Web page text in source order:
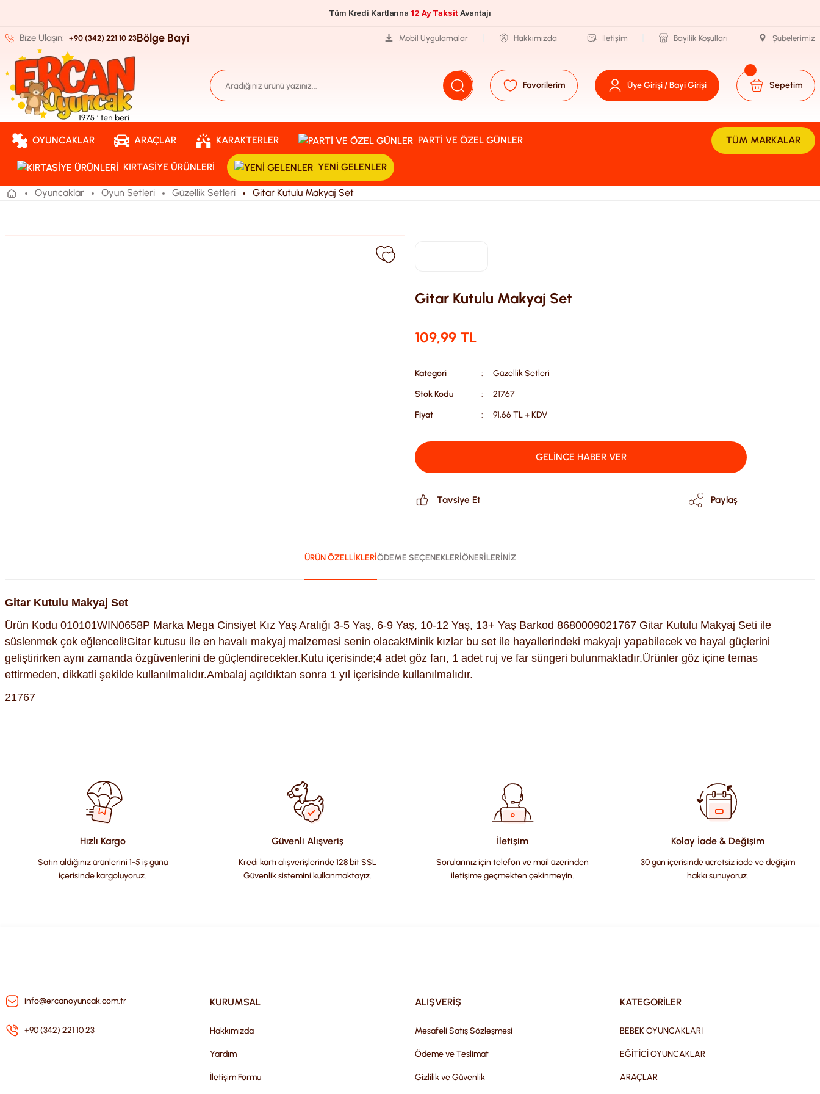
Tüm Kredi Kartlarına 12 Ay TaksitAvantajı
Bize Ulaşın: +90 (342) 221 10 23Bölge Bayi Mobil Uygulamalar Hakkımızda İletişim Bayilik Koşulları Şubelerimiz
Favorilerim Üye Girişi / Bayi Girişi Sepetim
OYUNCAKLAR ARAÇLAR KARAKTERLER PARTI VE ÖZEL GÜNLER
KIRTASIYE ÜRÜNLERI YENI GELENLER
TÜM MARKALAR
Oyuncaklar Oyun Setleri Güzellik Setleri Gitar Kutulu Makyaj Set
Gitar Kutulu Makyaj Set
109,99 TL
Kategori
Güzellik Setleri
Stok Kodu
21767
Fiyat
91,66 TL + KDV
GELİNCE HABER VER
Tavsiye Et Paylaş
ÜRÜN ÖZELLİKLERİÖDEME SEÇENEKLERİÖNERİLERİNİZ
Gitar Kutulu Makyaj Set
Ürün Kodu 010101WIN0658P Marka Mega Cinsiyet Kız Yaş Aralığı 3-5 Yaş, 6-9 Yaş, 10-12 Yaş, 13+ Yaş Barkod 8680009021767 Gitar Kutulu Makyaj Seti ile
süslenmek çok eğlenceli!Gitar kutusu ile en havalı makyaj malzemesi senin olacak!Minik kızlar bu set ile hayallerindeki makyajı yapabilecek ve hayal güçlerini
geliştirirken aynı zamanda özgüvenlerini de güçlendirecekler.Kutu içerisinde;4 adet göz farı, 1 adet ruj ve far süngeri bulunmaktadır.Ürünler göz içine temas
ettirmeden, dikkatli şekilde kullanılmalıdır.Ambalaj açıldıktan sonra 1 yıl içerisinde kullanılmalıdır.
21767
Ürün resmi kalitesiz, bozuk veya görüntülenemiyor.
Ürün açıklamasında eksik bilgiler bulunuyor.
Ürün bilgilerinde hatalar bulunuyor.
Bu ürüne benzer farklı alternatifler olmalı.
Hızlı Kargo
Satın aldığınız ürünlerini 1-5 iş günü
içerisinde kargoluyoruz.
Güvenli Alışveriş
Kredi kartı alışverişlerinde 128 bit SSL
Güvenlik sistemini kullanmaktayız.
İletişim
Sorularınız için telefon ve mail üzerinden
iletişime geçmekten çekinmeyin.
Kolay İade & Değişim
30 gün içerisinde ücretsiz iade ve değişim
hakkı sunuyoruz.
info@ercanoyuncak.com.tr
+90 (342) 221 10 23
KURUMSAL
Hakkımızda
Yardım
İletişim Formu
ALIŞVERİŞ
Mesafeli Satış Sözleşmesi
Ödeme ve Teslimat
Gizlilik ve Güvenlik
KATEGORİLER
BEBEK OYUNCAKLARI
EĞİTİCİ OYUNCAKLAR
ARAÇLAR